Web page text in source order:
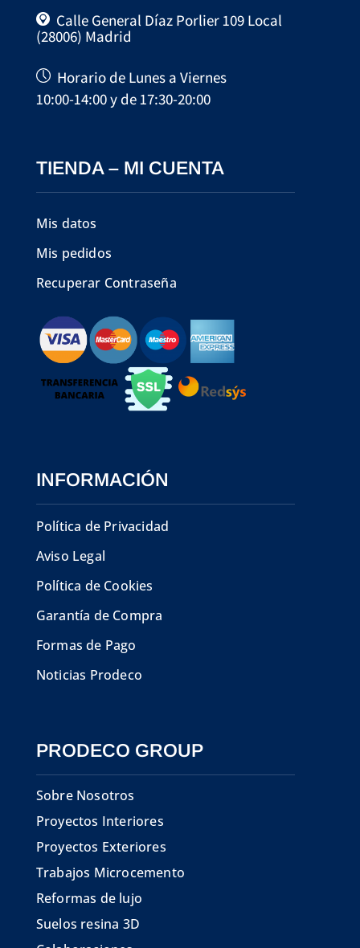
Calle General Díaz Porlier 109 Local
(28006) Madrid
Horario de Lunes a Viernes
10:00-14:00 y de 17:30-20:00
TIENDA – MI CUENTA
Mis datos
Mis pedidos
Recuperar Contraseña
INFORMACIÓN
Política de Privacidad
Aviso Legal
Política de Cookies
Garantía de Compra
Formas de Pago
Noticias Prodeco
PRODECO GROUP
Sobre Nosotros
Proyectos Interiores
Proyectos Exteriores
Trabajos Microcemento
Reformas de lujo
Suelos resina 3D